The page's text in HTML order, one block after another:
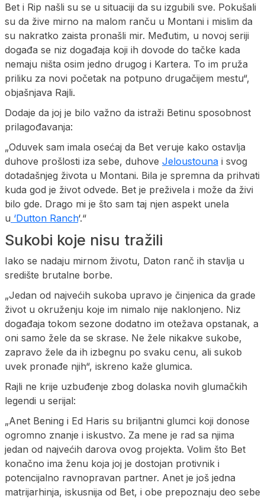
Bet i Rip našli su se u situaciji da su izgubili sve. Pokušali
su da žive mirno na malom ranču u Montani i mislim da
su nakratko zaista pronašli mir. Međutim, u novoj seriji
događa se niz događaja koji ih dovode do tačke kada
nemaju ništa osim jedno drugog i Kartera. To im pruža
priliku za novi početak na potpuno drugačijem mestu“,
objašnjava Rajli.
Dodaje da joj je bilo važno da istraži Betinu sposobnost
prilagođavanja:
„Oduvek sam imala osećaj da Bet veruje kako ostavlja
duhove prošlosti iza sebe, duhove Jeloustouna i svog
dotadašnjeg života u Montani. Bila je spremna da prihvati
kuda god je život odvede. Bet je preživela i može da živi
bilo gde. Drago mi je što sam taj njen aspekt unela
u ‘Dutton Ranch‘.“
Sukobi koje nisu tražili
Iako se nadaju mirnom životu, Daton ranč ih stavlja u
središte brutalne borbe.
„Jedan od najvećih sukoba upravo je činjenica da grade
život u okruženju koje im nimalo nije naklonjeno. Niz
događaja tokom sezone dodatno im otežava opstanak, a
oni samo žele da se skrase. Ne žele nikakve sukobe,
zapravo žele da ih izbegnu po svaku cenu, ali sukob
uvek pronađe njih“, iskreno kaže glumica.
Rajli ne krije uzbuđenje zbog dolaska novih glumačkih
legendi u serijal:
„Anet Bening i Ed Haris su briljantni glumci koji donose
ogromno znanje i iskustvo. Za mene je rad sa njima
jedan od najvećih darova ovog projekta. Volim što Bet
konačno ima ženu koja joj je dostojan protivnik i
potencijalno ravnopravan partner. Anet je još jedna
matrijarhinja, iskusnija od Bet, i obe prepoznaju deo sebe